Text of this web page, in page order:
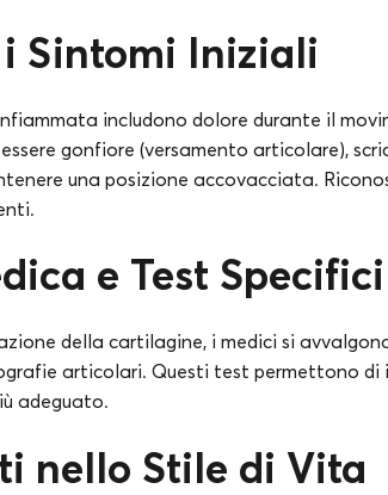
i Sintomi Iniziali
includono dolore durante il
gonfiore (versamento articolare),
una posizione accovacciata.
e Test Specifici
della cartilagine, i medici si
articolari. Questi test permettono di
adeguato.
nello Stile di Vita